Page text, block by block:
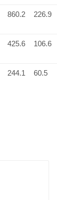
860.2 226.9
425.6 106.6
244.1 60.5